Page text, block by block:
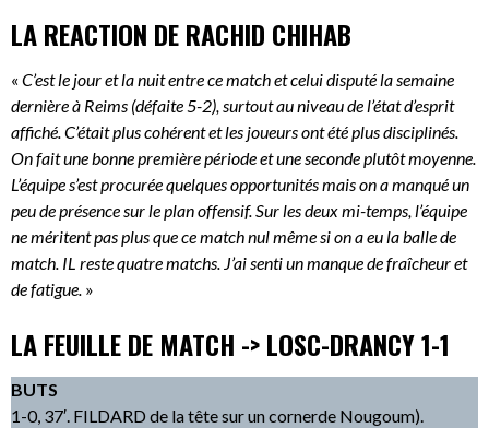
LA REACTION DE RACHID CHIHAB
« C’est le jour et la nuit entre ce match et celui disputé la semaine
dernière à Reims (défaite 5-2), surtout au niveau de l’état d’esprit
affiché. C’était plus cohérent et les joueurs ont été plus disciplinés.
On fait une bonne première période et une seconde plutôt moyenne.
L’équipe s’est procurée quelques opportunités mais on a manqué un
peu de présence sur le plan offensif. Sur les deux mi-temps, l’équipe
ne méritent pas plus que ce match nul même si on a eu la balle de
match. IL reste quatre matchs. J’ai senti un manque de fraîcheur et
de fatigue. »
LA FEUILLE DE MATCH -> LOSC-DRANCY 1-1
BUTS
1-0, 37′. FILDARD de la tête sur un cornerde Nougoum).